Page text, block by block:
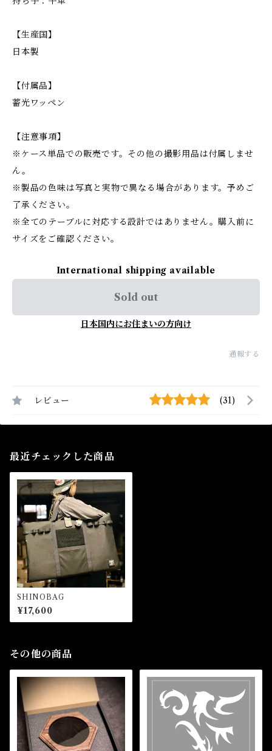
【生産国】
日本製
【付属品】
蓄光ワッペン
【注意事項】
※ケース単品での販売です。その他の撮影用品は付属しませ
ん。
※製品の色味は写真と実物で異なる場合があります。予めご
了承ください。
※全てのテーブルに対応する設計ではありません。購入前に
サイズをご確認ください。
International shipping available
Sold out
日本国内にお住まいの方向け
通報する
レビュー (31)
最近チェックした商品
SHINOBAG
¥17,600
その他の商品